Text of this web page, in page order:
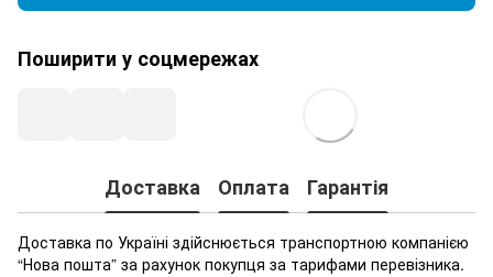
Поширити у соцмережах
Доставка Оплата Гарантія
Доставка по Україні здійснюється транспортною компанією
“Нова пошта” за рахунок покупця за тарифами перевізника.